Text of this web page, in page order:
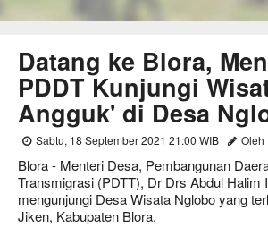
Datang ke Blora,
PDDT Kunjungi
Angguk' di Desa
Sabtu, 18 September 2021 21:00 WIB Oleh
Blora - Menteri Desa, Pembangunan
Transmigrasi (PDTT), Dr Drs Abdul Halim
mengunjungi Desa Wisata Nglobo yang
Jiken, Kabupaten Blora.